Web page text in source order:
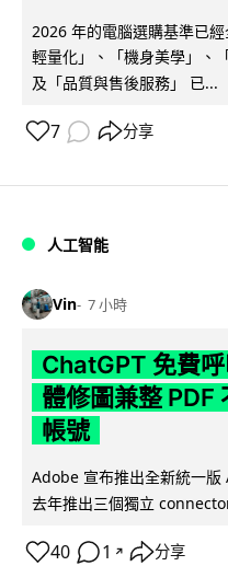
2026 年的電腦選購基準已
輕量化」、「機身美學」、
及「品質與售後服務」 已...
7 分享
人工智能
Vin 7 小時
ChatGPT 免費
體修圖兼整 PDF
帳號
Adobe 宣布推出全新統一
去年推出三個獨立
40 1 ↗ 分享